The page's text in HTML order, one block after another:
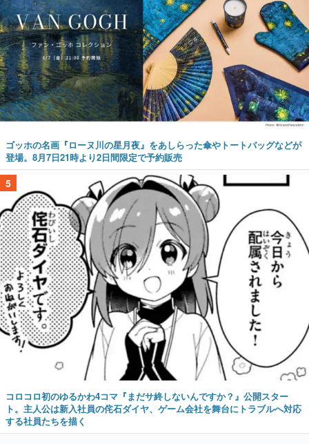
ゴッホの名画『ローヌ川の星月夜』をあしらった傘やトートバッグなどが
登場。8月7日21時より2日間限定で予約販売
5
コロコロ初のゆるかわ4コマ『まだサ終しないんですか？』公開スター
ト。主人公は新入社員の侘石ダイヤ、ゲーム会社を舞台にトラブルへ対応
する社員たちを描く